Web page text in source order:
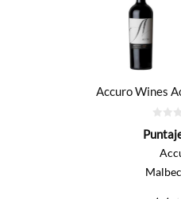
Accuro Wines
de